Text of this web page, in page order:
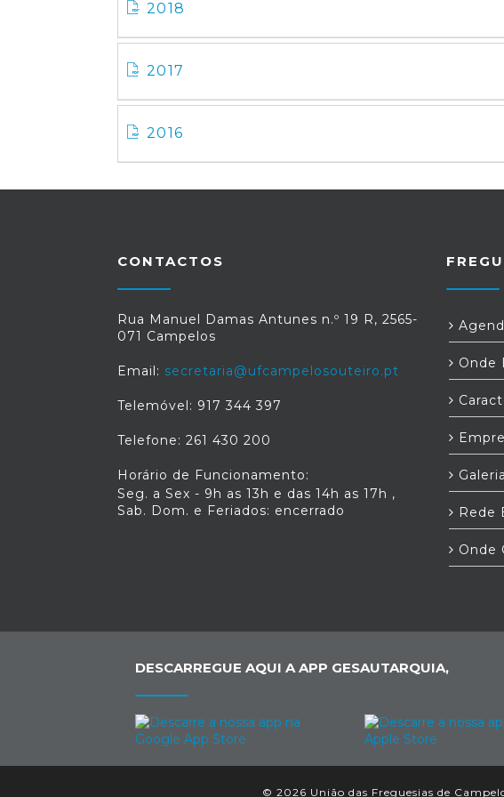
2018
2017
2016
CONTACTOS
Rua Manuel Damas Antunes n.º 19 R, 2565-
071 Campelos
Email: secretaria@ufcampelosouteiro.pt
Telemóvel: 917 344 397
Telefone: 261 430 200
Horário de Funcionamento:
Seg. a Sex - 9h as 13h e das 14h as 17h ,
Sab. Dom. e Feriados: encerrado
Onde
Galeria
Rede
Onde
DESCARREGUE AQUI A APP GESAUTARQUIA,
© 2026 União das Freguesias de